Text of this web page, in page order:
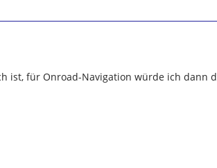
ist, für Onroad-Navigation würde ich dann